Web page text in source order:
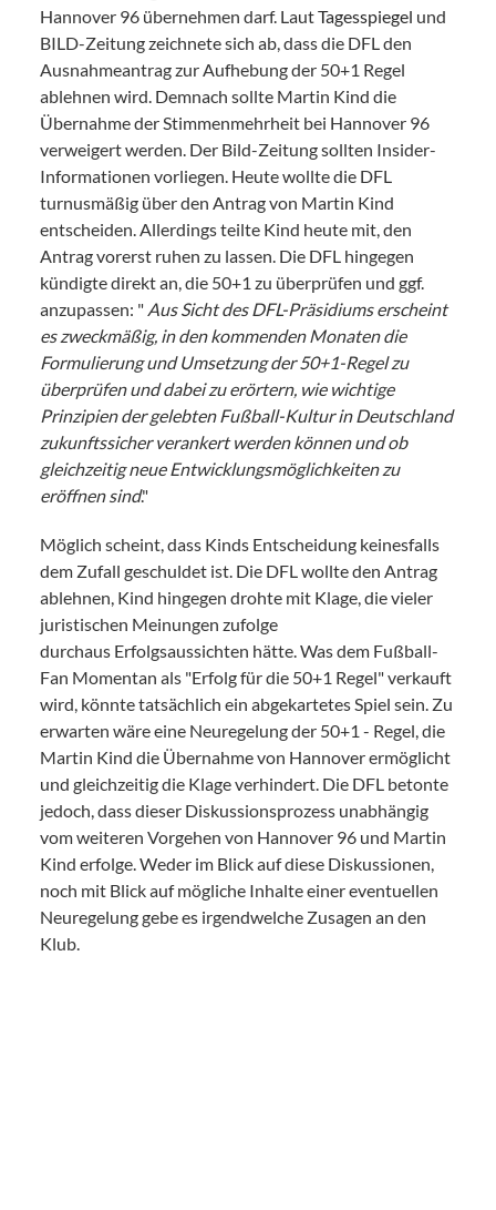
Hannover 96 übernehmen darf. LautTagesspiegel und
BILD-Zeitung zeichnete sich ab, dass die DFL den
Ausnahmeantrag zur Aufhebung der 50+1 Regel
ablehnen wird. Demnach sollte Martin Kind die
Übernahme der Stimmenmehrheit bei Hannover 96
verweigert werden. Der Bild-Zeitung sollten Insider-
Informationen vorliegen. Heute wollte die DFL
turnusmäßig über den Antrag von Martin Kind
entscheiden. Allerdings teilte Kind heute mit, den
Antrag vorerst ruhen zu lassen. Die DFL hingegen
kündigte direkt an, die 50+1 zu überprüfen und ggf.
anzupassen: " Aus Sicht des DFL-Präsidiums erscheint
es zweckmäßig, in den kommenden Monaten die
Formulierung und Umsetzung der 50+1-Regel zu
überprüfen und dabei zu erörtern, wie wichtige
Prinzipien der gelebten Fußball-Kultur in Deutschland
zukunftssicher verankert werden können und ob
gleichzeitig neue Entwicklungsmöglichkeiten zu
eröffnen sind."
Möglich scheint, dass Kinds Entscheidung keinesfalls
dem Zufall geschuldet ist. Die DFL wollte den Antrag
ablehnen, Kind hingegen drohte mit Klage, die vieler
juristischen Meinungen zufolge
durchaus Erfolgsaussichten hätte. Was dem Fußball-
Fan Momentan als "Erfolg für die 50+1 Regel" verkauft
wird, könnte tatsächlich ein abgekartetes Spiel sein. Zu
erwarten wäre eine Neuregelung der 50+1 - Regel, die
Martin Kind die Übernahme von Hannover ermöglicht
und gleichzeitig die Klage verhindert. Die DFL betonte
jedoch, dass dieser Diskussionsprozess unabhängig
vom weiteren Vorgehen von Hannover 96 und Martin
Kind erfolge. Weder im Blick auf diese Diskussionen,
noch mit Blick auf mögliche Inhalte einer eventuellen
Neuregelung gebe es irgendwelche Zusagen an den
Klub.